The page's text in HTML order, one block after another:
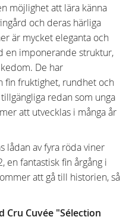
möjlighet att lära känna
och deras härliga
är mycket eleganta och
en imponerande struktur,
De har
fin fruktighet, rundhet och
redan som unga
att utvecklas i många år
lådan av fyra röda viner
en fantastisk fin årgång i
att gå till historien, så
Cru Cuvée "Sélection